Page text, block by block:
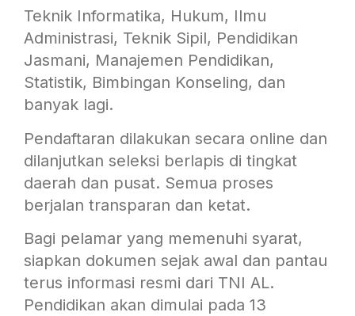
Teknik Informatika, Hukum, Ilmu
Administrasi, Teknik Sipil, Pendidikan
Jasmani, Manajemen Pendidikan,
Statistik, Bimbingan Konseling, dan
banyak lagi.
Pendaftaran dilakukan secara online dan
dilanjutkan seleksi berlapis di tingkat
daerah dan pusat. Semua proses
berjalan transparan dan ketat.
Bagi pelamar yang memenuhi syarat,
siapkan dokumen sejak awal dan pantau
terus informasi resmi dari TNI AL.
Pendidikan akan dimulai pada 13